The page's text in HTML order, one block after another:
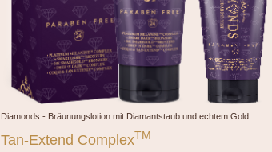
Diamonds - Bräunungslotion mit Diamantstaub und echtem Gold
Tan-Extend ComplexTM